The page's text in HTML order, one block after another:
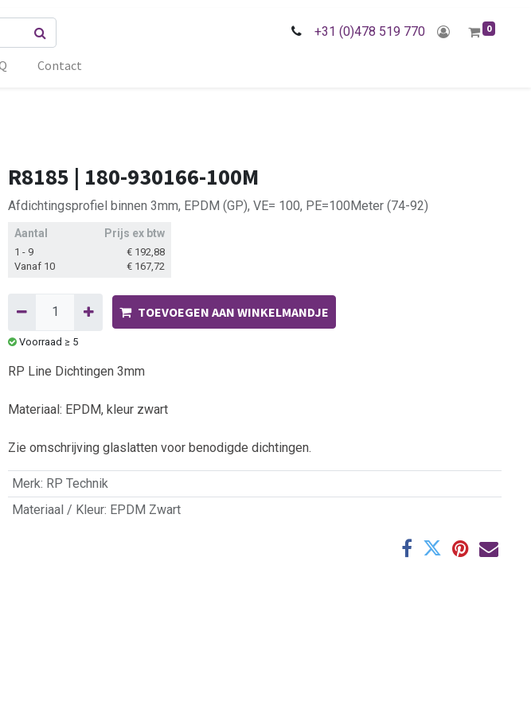
+31 (0)478 519 770 0
Contact
R8185 | 180-930166-100M
Afdichtingsprofiel binnen 3mm, EPDM (GP), VE= 100, PE=100Meter (74-92)
Aantal Prijs ex btw
1 - 9 € 192,88
Vanaf 10
€ 167,72
TOEVOEGEN AAN WINKELMANDJE
Voorraad ≥ 5
RP Line Dichtingen 3mm
Materiaal: EPDM, kleur zwart
Zie omschrijving glaslatten voor benodigde dichtingen.
Merk: RP Technik
Materiaal / Kleur: EPDM Zwart